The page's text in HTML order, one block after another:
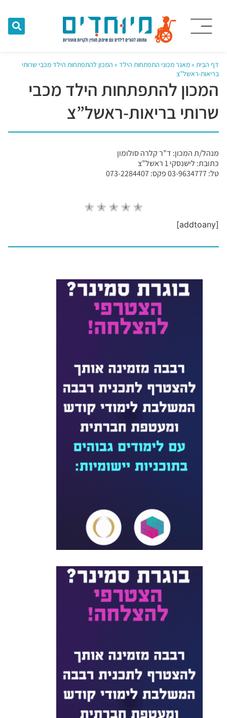
דף הבית »מאגר מכוני התפתחות הילד » המכון להתפתחות הילד מכבי שרותי
בריאות-ראשל”צ
המכון להתפתחות הילד מכבי
שרותי בריאות-ראשל”צ
מנהל/ת המכון: ד”ר קלרה סולומון
כתובת: לישנסקי 1 ראשל”צ
טל: 03-9634777 פקס: 073-2284407
[addtoany]